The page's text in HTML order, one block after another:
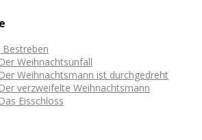
Bestreben
Weihnachtsunfall
Weihnachtsmann ist durchgedreht
verzweifelte Weihnachtsmann
Eisschloss